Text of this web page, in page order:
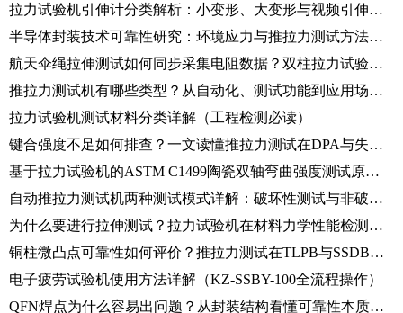
拉力试验机引伸计分类解析：小变形、大变形与视频引伸计区别详解
半导体封装技术可靠性研究：环境应力与推拉力测试方法论解析
航天伞绳拉伸测试如何同步采集电阻数据？双柱拉力试验机操作全流程
推拉力测试机有哪些类型？从自动化、测试功能到应用场景的完整分类解析
拉力试验机测试材料分类详解（工程检测必读）
键合强度不足如何排查？一文读懂推拉力测试在DPA与失效分析中的核心应用
基于拉力试验机的ASTM C1499陶瓷双轴弯曲强度测试原理详解
自动推拉力测试机两种测试模式详解：破坏性测试与非破坏性测试区别
为什么要进行拉伸测试？拉力试验机在材料力学性能检测中的核心应用
铜柱微凸点可靠性如何评价？推拉力测试在TLPB与SSDB中的应用
电子疲劳试验机使用方法详解（KZ-SSBY-100全流程操作）
QFN焊点为什么容易出问题？从封装结构看懂可靠性本质（含Alpha-W260推拉力测试机应用）